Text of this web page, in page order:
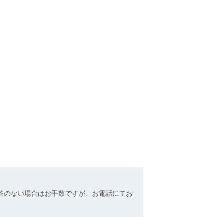
ない場合はお手数ですが、お電話にてお